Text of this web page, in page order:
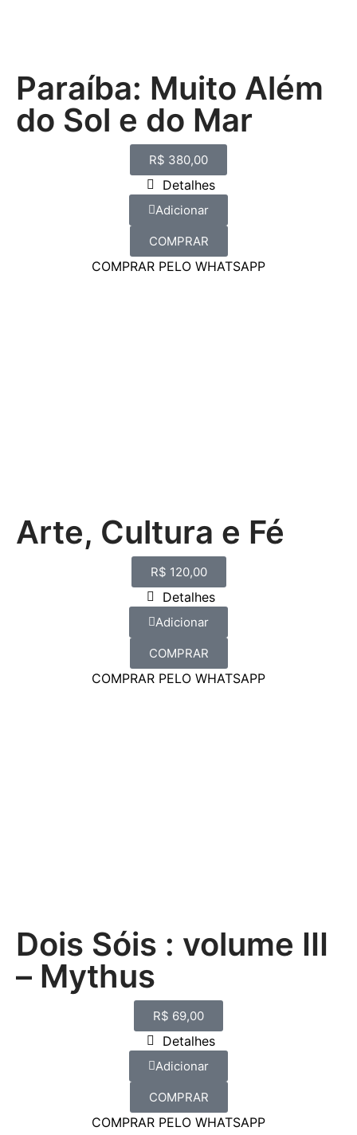
Paraíba: Muito Além
do Sol e do Mar
R$ 380,00
Detalhes
Adicionar
COMPRAR
COMPRAR PELO WHATSAPP
Arte, Cultura e Fé
R$ 120,00
Detalhes
Adicionar
COMPRAR
COMPRAR PELO WHATSAPP
Dois Sóis : volume III
– Mythus
R$ 69,00
Detalhes
Adicionar
COMPRAR
COMPRAR PELO WHATSAPP